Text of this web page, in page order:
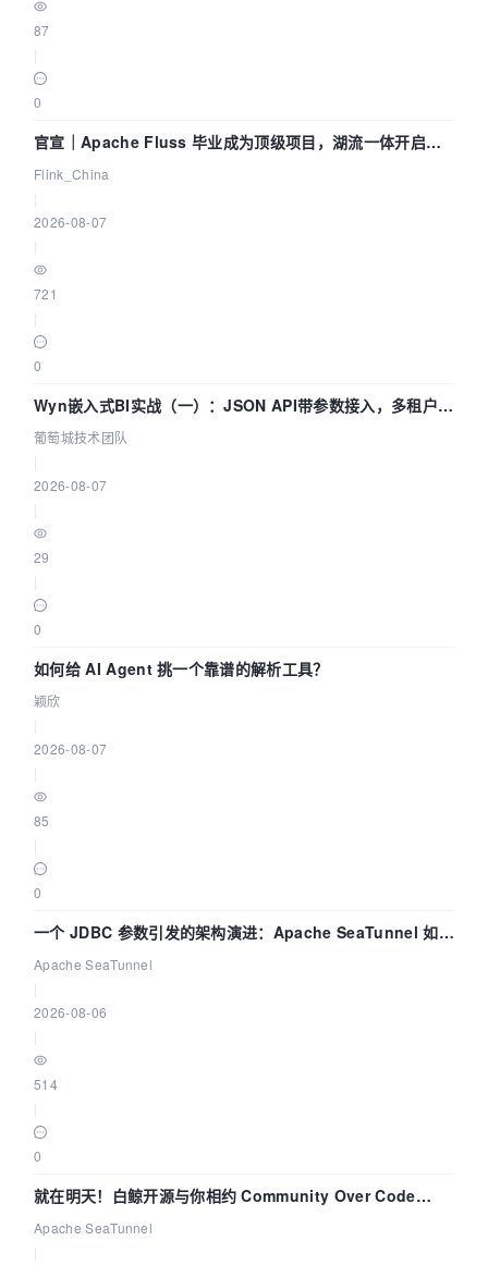
87
0
官宣｜Apache Fluss 毕业成为顶级项目，湖流一体开启
Agentic Lake 全面实时化时代
Flink_China
2026-08-07
721
0
Wyn嵌入式BI实战（一）：JSON API带参数接入，多租户数
据源配置指南 | 葡萄城技术团队
葡萄城技术团队
2026-08-07
29
0
如何给 AI Agent 挑一个靠谱的解析工具？
颖欣
2026-08-07
85
0
一个 JDBC 参数引发的架构演进：Apache SeaTunnel 如何
解决数据同步中的“定时 Flush”难题
Apache SeaTunnel
2026-08-06
514
0
就在明天！白鲸开源与你相约 Community Over Code
Asia 2026 主题演讲！
Apache SeaTunnel